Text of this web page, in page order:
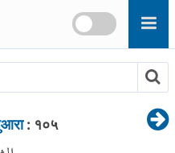
: १०५